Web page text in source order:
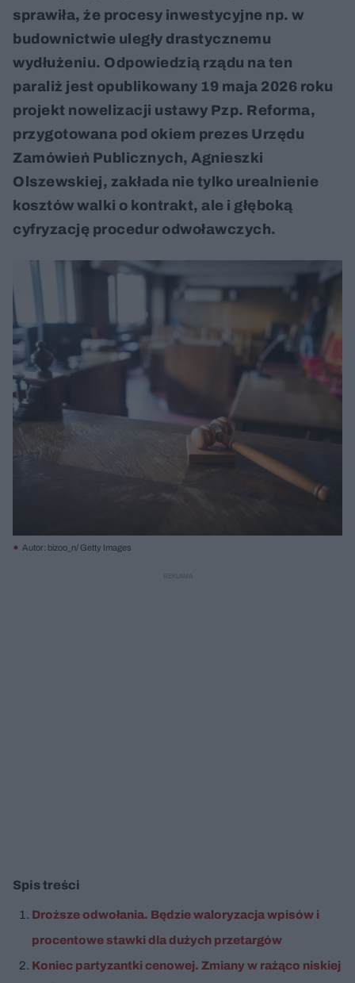
sprawiła, że procesy inwestycyjne np. w
budownictwie uległy drastycznemu
wydłużeniu. Odpowiedzią rządu na ten
paraliż jest opublikowany 19 maja 2026 roku
projekt nowelizacji ustawy Pzp. Reforma,
przygotowana pod okiem prezes Urzędu
Zamówień Publicznych, Agnieszki
Olszewskiej, zakłada nie tylko urealnienie
kosztów walki o kontrakt, ale i głęboką
cyfryzację procedur odwoławczych.
Autor: bizoo_n/ Getty Images
Spis treści
Droższe odwołania. Będzie waloryzacja wpisów i
procentowe stawki dla dużych przetargów
Koniec partyzantki cenowej. Zmiany w rażąco niskiej